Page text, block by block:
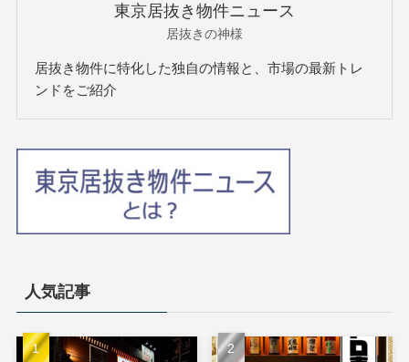
東京居抜き物件ニュース
居抜きの神様
居抜き物件に特化した独自の情報と、市場の最新トレ
ンドをご紹介
人気記事